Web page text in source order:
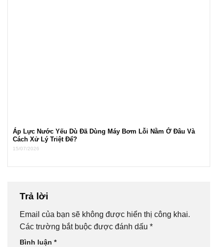
Áp Lực Nước Yếu Dù Đã Dùng Máy Bơm Lỗi Nằm Ở Đâu Và
Cách Xử Lý Triệt Để?
15/07/2026
Trả lời
Email của bạn sẽ không được hiển thị công khai.
Các trường bắt buộc được đánh dấu *
Bình luận *